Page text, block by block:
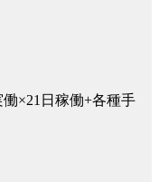
働×21日稼働+各種手